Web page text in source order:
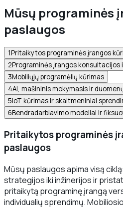
Mūsų programinės
paslaugos
1Pritaikytos programinės įrangos
2Programinės įrangos konsultacijos
3Mobiliųjų programėlių kūrimas
4AI, mašininis mokymasis ir
5IoT kūrimas ir skaitmeniniai
6Bendradarbiavimo modeliai ir
Pritaikytos programinės
paslaugos
Mūsų paslaugos apima visą
strategijos iki inžinerijos ir
pritaikytą programinę įrangą
individualių sprendimų.